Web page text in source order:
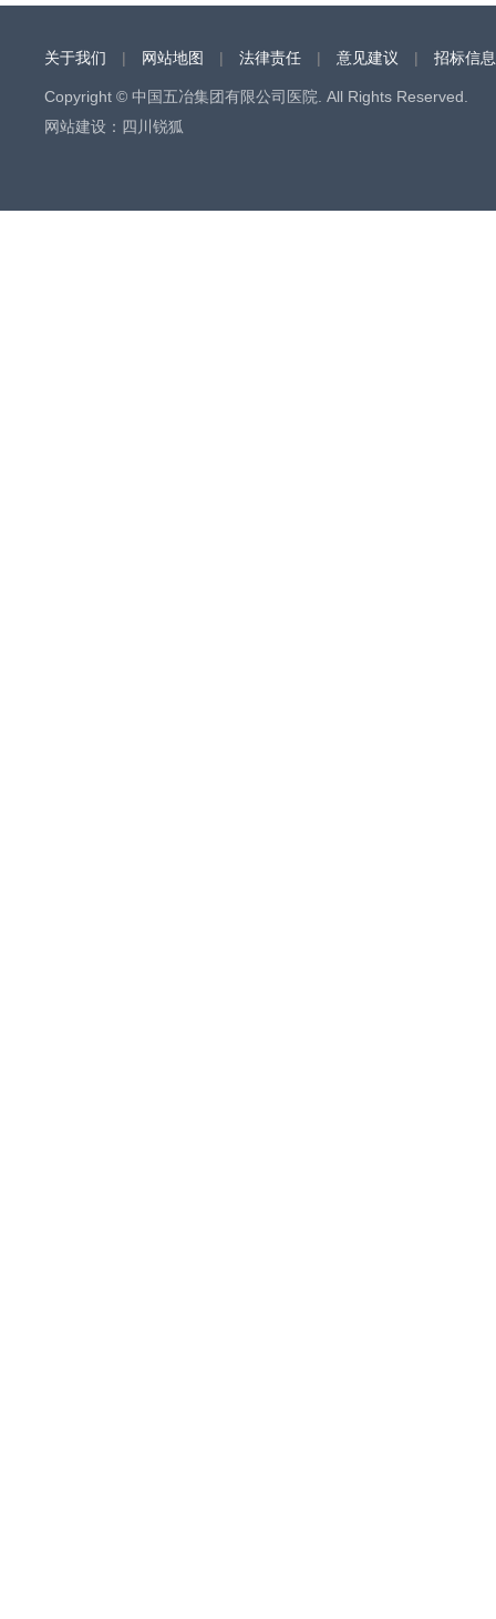
关于我们 | 网站地图 | 法律责任 | 意见建议 | 招标信息
Copyright © 中国五冶集团有限公司医院. All Rights Reserved.
网站建设 ： 四川锐狐